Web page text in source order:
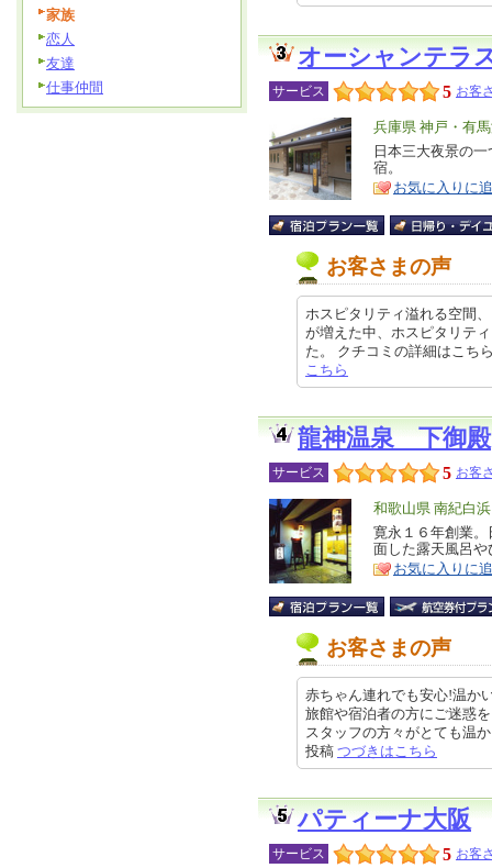
オーシャンテラ
サービス 5 お客
エ
リ
ア
兵庫県 神戸・有
特
徴
日本三大夜景の
宿。
お気に入りに
お客さまの声
ホスピタリティ溢れる空間
が増えた中、ホスピタリテ
た。 クチコミの詳細はこ
こちら
龍神温泉 下御殿
サービス 5 お客
エ
リ
ア
和歌山県 南紀白
特
徴
寛永１６年創業
面した露天風呂
お気に入りに
お客さまの声
赤ちゃん連れでも安心!温か
旅館や宿泊者の方にご迷惑
スタッフの方々がとても温
投稿 つづきはこちら
パティーナ大阪
サービス 5 お客
家族
恋人
友達
仕事仲間